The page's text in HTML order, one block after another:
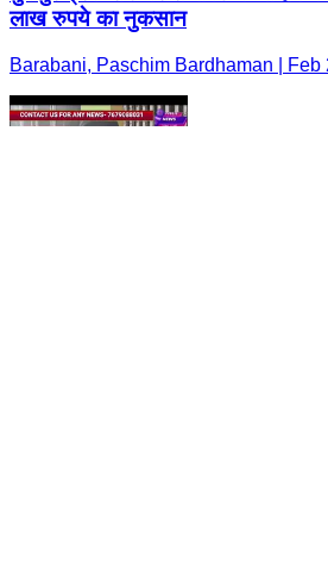
लाख रुपये का नुकसान
Barabani, Paschim Bardhaman | Feb